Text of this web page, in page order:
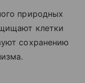
природных
клетки
сохранению